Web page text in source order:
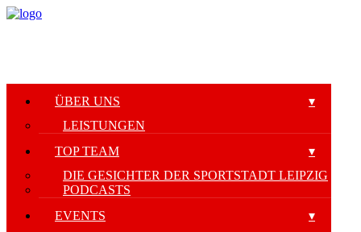
ÜBER UNS
LEISTUNGEN
TOP TEAM
DIE GESICHTER DER SPORTSTADT LEIPZIG
PODCASTS
EVENTS